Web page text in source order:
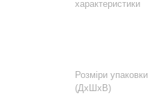
характеристики
Розміри упаковки
(ДхШхВ)